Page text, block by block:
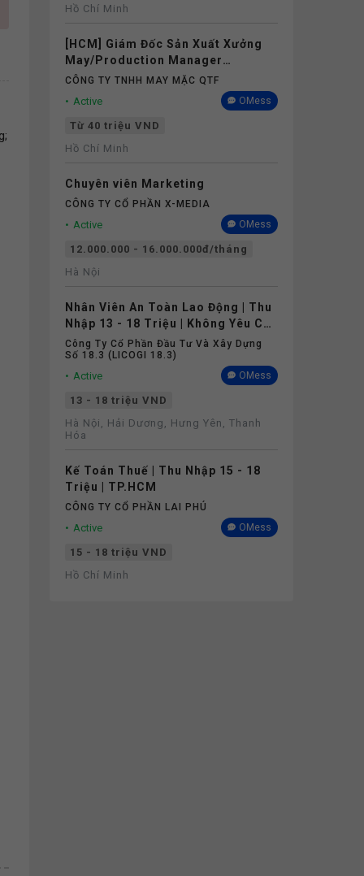
Hồ Chí Minh
[HCM] Giám Đốc Sản Xuất Xưởng
May/Production Manager
(Garments) - Lương 40M+
CÔNG TY TNHH MAY MẶC QTF
Active OMess
Từ 40 triệu VND
Hồ Chí Minh
Chuyên viên Marketing
CÔNG TY CỔ PHẦN X-MEDIA
Active OMess
12.000.000 - 16.000.000đ/tháng
Hà Nội
Nhân Viên An Toàn Lao Động | Thu
Nhập 13 - 18 Triệu | Không Yêu Cầu
Kinh Nghiệm
Công Ty Cổ Phần Đầu Tư Và Xây Dựng
Số 18.3 (LICOGI 18.3)
Active OMess
13 - 18 triệu VND
Hà Nội, Hải Dương, Hưng Yên, Thanh
Hóa
Kế Toán Thuế | Thu Nhập 15 - 18
Triệu | TP.HCM
CÔNG TY CỔ PHẦN LAI PHÚ
Active OMess
15 - 18 triệu VND
Hồ Chí Minh